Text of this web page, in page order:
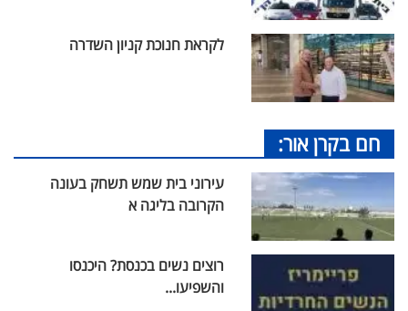
לקראת חנוכת קניון השדרה
חם בקרן אור:
עירוני בית שמש תשחק בעונה
הקרובה בליגה א
רוצים נשים בכנסת? היכנסו
והשפיעו...